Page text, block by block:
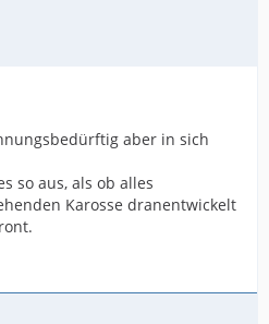
aber in sich
so aus, als ob alles
Karosse dranentwickelt